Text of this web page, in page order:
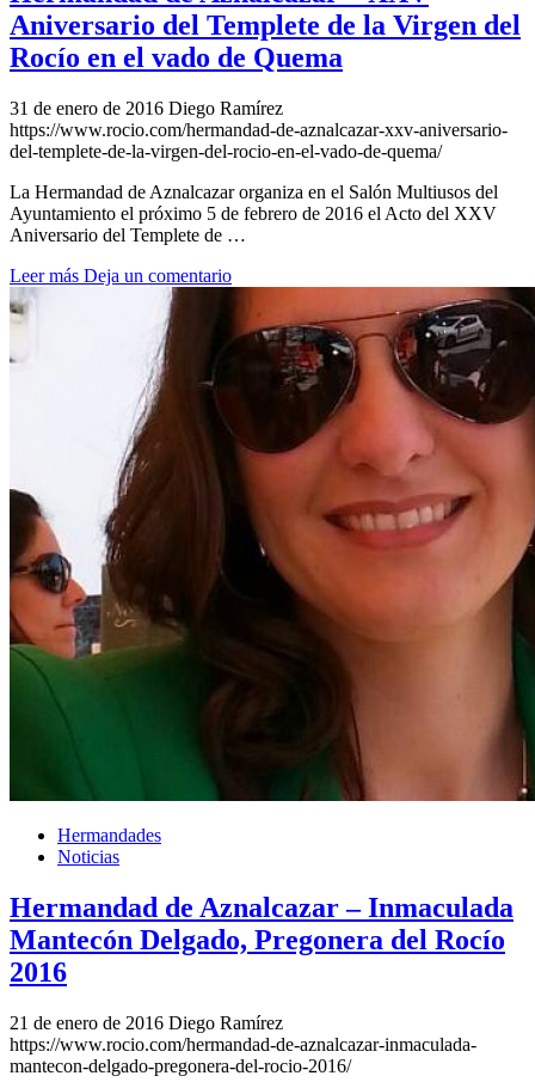
Aniversario del Templete de la Virgen del
Rocío en el vado de Quema
31 de enero de 2016 Diego Ramírez
https://www.rocio.com/hermandad-de-aznalcazar-xxv-aniversario-
del-templete-de-la-virgen-del-rocio-en-el-vado-de-quema/
La Hermandad de Aznalcazar organiza en el Salón Multiusos del
Ayuntamiento el próximo 5 de febrero de 2016 el Acto del XXV
Aniversario del Templete de …
Leer más Deja un comentario
Hermandades
Noticias
Hermandad de Aznalcazar – Inmaculada
Mantecón Delgado, Pregonera del Rocío
2016
21 de enero de 2016 Diego Ramírez
https://www.rocio.com/hermandad-de-aznalcazar-inmaculada-
mantecon-delgado-pregonera-del-rocio-2016/